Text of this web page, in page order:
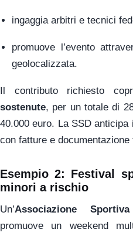
ingaggia arbitri e tecnici
promuove l’evento
geolocalizzata.
Il contributo richiesto
sostenute, per un totale di
40.000 euro. La SSD
con fatture e documentazione
Esempio 2: Festival
minori a rischio
Un’Associazione
promuove un weekend